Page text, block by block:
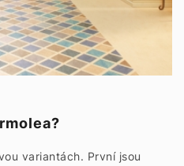
variantách. První jsou